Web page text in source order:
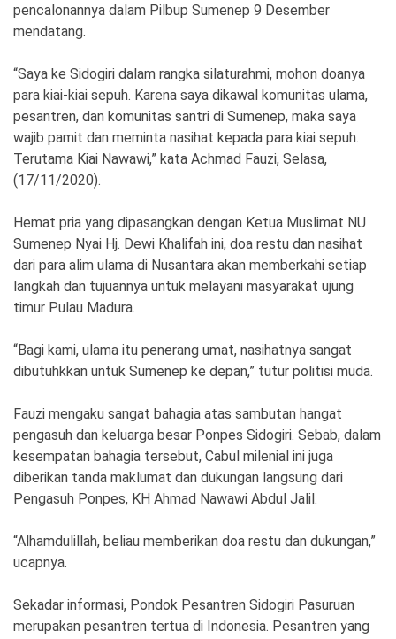
pencalonannya dalam Pilbup Sumenep 9 Desember
mendatang.
“Saya ke Sidogiri dalam rangka silaturahmi, mohon doanya
para kiai-kiai sepuh. Karena saya dikawal komunitas ulama,
pesantren, dan komunitas santri di Sumenep, maka saya
wajib pamit dan meminta nasihat kepada para kiai sepuh.
Terutama Kiai Nawawi,” kata Achmad Fauzi, Selasa,
(17/11/2020).
Hemat pria yang dipasangkan dengan Ketua Muslimat NU
Sumenep Nyai Hj. Dewi Khalifah ini, doa restu dan nasihat
dari para alim ulama di Nusantara akan memberkahi setiap
langkah dan tujuannya untuk melayani masyarakat ujung
timur Pulau Madura.
“Bagi kami, ulama itu penerang umat, nasihatnya sangat
dibutuhkkan untuk Sumenep ke depan,” tutur politisi muda.
Fauzi mengaku sangat bahagia atas sambutan hangat
pengasuh dan keluarga besar Ponpes Sidogiri. Sebab, dalam
kesempatan bahagia tersebut, Cabul milenial ini juga
diberikan tanda maklumat dan dukungan langsung dari
Pengasuh Ponpes, KH Ahmad Nawawi Abdul Jalil.
“Alhamdulillah, beliau memberikan doa restu dan dukungan,”
ucapnya.
Sekadar informasi, Pondok Pesantren Sidogiri Pasuruan
merupakan pesantren tertua di Indonesia. Pesantren yang